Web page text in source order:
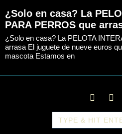
¿Solo en casa? La
PARA PERROS que
¿Solo en casa? La PELOTA
arrasa El juguete de nueve euros
mascota Estamos en